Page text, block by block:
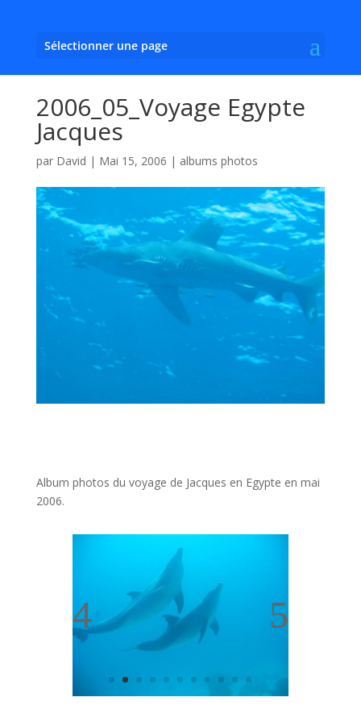
Sélectionner une page
2006_05_Voyage Egypte
Jacques
par David | Mai 15, 2006 | albums photos
Album photos du voyage de Jacques en Egypte en mai
2006.